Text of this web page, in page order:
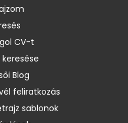
CV-t
Blog
feliratkozás
sablonok